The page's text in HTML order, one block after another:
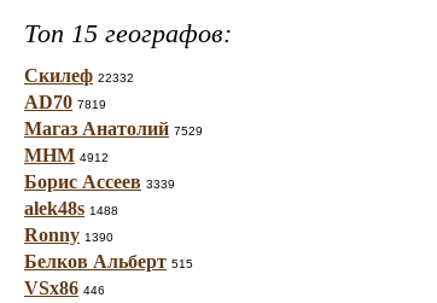
Топ 15 географов:
Скилеф 22332
AD70 7819
Магаз Анатолий 7529
МНМ 4912
Борис Ассеев 3339
alek48s 1488
Ronny 1390
Белков Альберт 515
VSx86 446